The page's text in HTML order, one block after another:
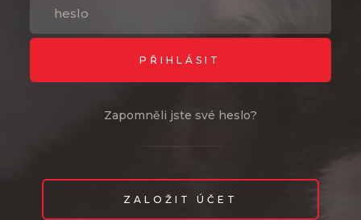
PŘIHLÁSIT
Zapomněli jste své heslo?
ZALOŽIT ÚČET